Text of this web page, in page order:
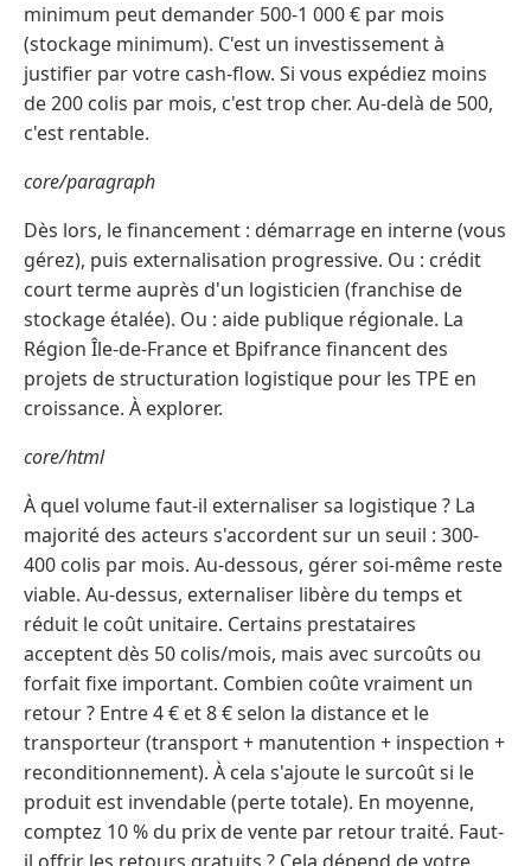
minimum peut demander 500-1 000 € par mois
(stockage minimum). C'est un investissement à
justifier par votre cash-flow. Si vous expédiez moins
de 200 colis par mois, c'est trop cher. Au-delà de 500,
c'est rentable.
core/paragraph
Dès lors, le financement : démarrage en interne (vous
gérez), puis externalisation progressive. Ou : crédit
court terme auprès d'un logisticien (franchise de
stockage étalée). Ou : aide publique régionale. La
Région Île-de-France et Bpifrance financent des
projets de structuration logistique pour les TPE en
croissance. À explorer.
core/html
À quel volume faut-il externaliser sa logistique ? La
majorité des acteurs s'accordent sur un seuil : 300-
400 colis par mois. Au-dessous, gérer soi-même reste
viable. Au-dessus, externaliser libère du temps et
réduit le coût unitaire. Certains prestataires
acceptent dès 50 colis/mois, mais avec surcoûts ou
forfait fixe important. Combien coûte vraiment un
retour ? Entre 4 € et 8 € selon la distance et le
transporteur (transport + manutention + inspection +
reconditionnement). À cela s'ajoute le surcoût si le
produit est invendable (perte totale). En moyenne,
comptez 10 % du prix de vente par retour traité. Faut-